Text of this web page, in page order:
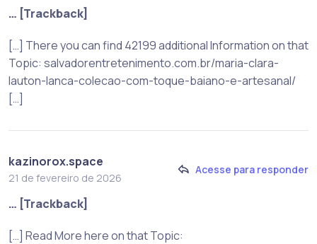
… [Trackback]
[…] There you can find 42199 additional Information on that
Topic: salvadorentretenimento.com.br/maria-clara-
lauton-lanca-colecao-com-toque-baiano-e-artesanal/
[…]
kazinorox.space
21 de fevereiro de 2026
Acesse para responder
… [Trackback]
[…] Read More here on that Topic: